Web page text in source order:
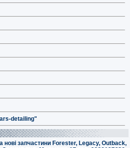
detailing"
нові запчастини Forester, Legacy, Outback,